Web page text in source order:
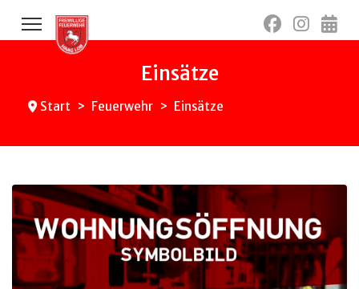
Einsätze
Start Feuerwehr Einsätze